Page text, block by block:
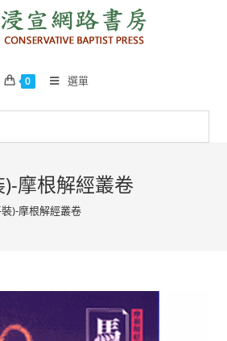
0 選單
摩根解經叢卷
)-摩根解經叢卷